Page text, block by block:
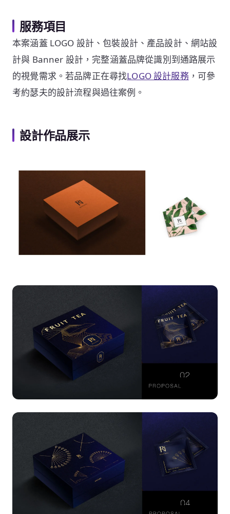
服務項目
本案涵蓋 LOGO 設計、包裝設計、產品設計、網站設
計與 Banner 設計，完整涵蓋品牌從識別到通路展示
的視覺需求。若品牌正在尋找LOGO 設計服務，可參
考約瑟夫的設計流程與過往案例。
設計作品展示